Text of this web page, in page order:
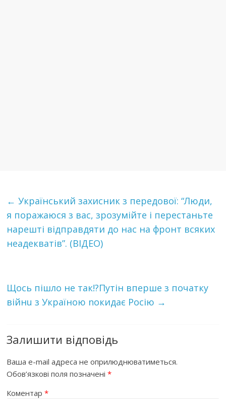
← Український захисник з передової: “Люди,
я поражаюся з вас, зрозумійте і перестаньте
нарешті відправдяти до нас на фронт всяких
неадекватів”. (ВІДЕО)
Щось пішло не так!?Путін вперше з початку
вiйнu з Україною nокидає Росію →
Залишити відповідь
Ваша e-mail адреса не оприлюднюватиметься.
Обов’язкові поля позначені*
Коментар*